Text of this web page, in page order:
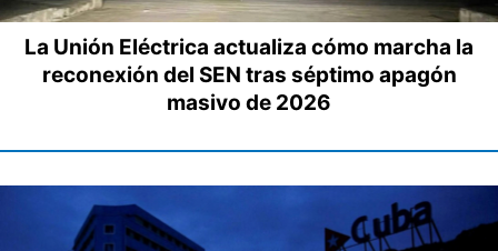
La Unión Eléctrica actualiza cómo marcha la
reconexión del SEN tras séptimo apagón
masivo de 2026